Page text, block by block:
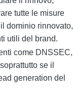
tutte le misure
dominio rinnovato,
utili del brand.
come DNSSEC,
se il
generation del